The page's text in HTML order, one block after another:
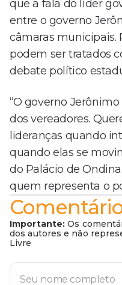
que a fala do líder
entre o governo
câmaras municipais.
podem ser tratados
debate político
“O governo
dos vereadores.
lideranças quando
quando elas se
do Palácio de
quem representa o
Importante: Os
dos autores e não
Livre